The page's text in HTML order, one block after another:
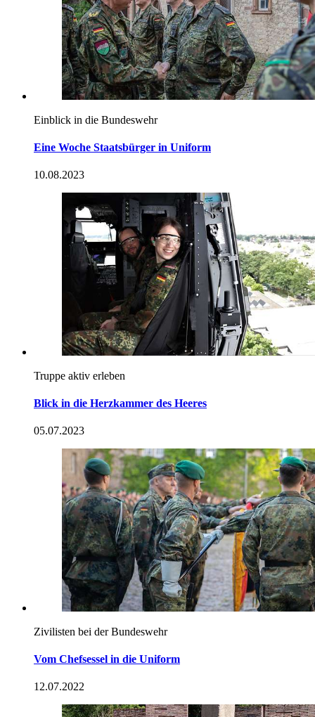
Einblick in die Bundeswehr
Eine Woche Staatsbürger in Uniform
10.08.2023
Truppe aktiv erleben
Blick in die Herzkammer des Heeres
05.07.2023
Zivilisten bei der Bundeswehr
Vom Chefsessel in die Uniform
12.07.2022